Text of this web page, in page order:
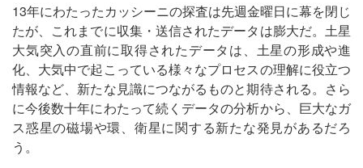
13年にわたったカッシーニの探査は先週金曜日に幕を閉じ
たが、これまでに収集・送信されたデータは膨大だ。土星
大気突入の直前に取得されたデータは、土星の形成や進
化、大気中で起こっている様々なプロセスの理解に役立つ
情報など、新たな見識につながるものと期待される。さら
に今後数十年にわたって続くデータの分析から、巨大なガ
ス惑星の磁場や環、衛星に関する新たな発見があるだろ
う。